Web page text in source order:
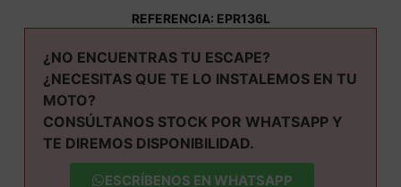
REFERENCIA: EPR136L
¿NO ENCUENTRAS TU ESCAPE?
¿NECESITAS QUE TE LO INSTALEMOS EN TU
MOTO?
CONSÚLTANOS STOCK POR WHATSAPP Y
TE DIREMOS DISPONIBILIDAD.
ESCRÍBENOS EN WHATSAPP